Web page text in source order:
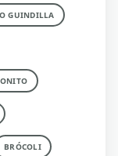
GUINDILLA
BRÓCOLI